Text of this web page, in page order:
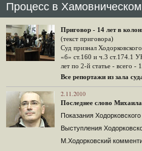
14.08.2014
Не исключил
Владимир Путин допускает, что Россия
88 комментариев
14.08.2014
Нарулил
Игорь Сечин просит
глава «Роснефти»
благосостояния 1,5
32 комментария
Граждане не хотят платить по счетам
Процесс в
Приговор - 14 лет в
(текст приговора)
Суд признал
«б» ст.160 и ч.3 ст.174.1
лет по 2-й статье - всего -
Все репортажи из зала
2.11.2010
Последнее слово
Показания Ходорковского
Выступления
М.Ходорковский